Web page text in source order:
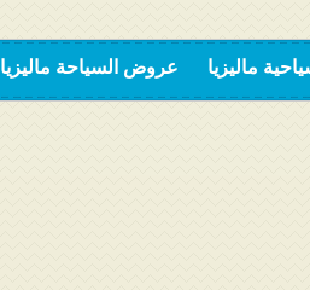
ماليزيا عروض السياحة ماليزيا